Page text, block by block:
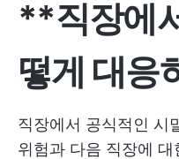
**직장에
떻게 대응
직장에서 공식적인 시
위험과 다음 직장에